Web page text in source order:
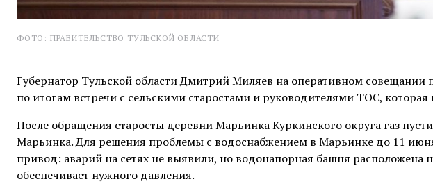
ФОТО: ПРАВИТЕЛЬСТВО ТУЛЬСКОЙ ОБЛАСТИ
Губернатор Тульской области Дмитрий Миляев на оперативном
по итогам встречи с сельскими старостами и руководителями ТОС,
После обращения старосты деревни Марьинка Куркинского округа газ
Марьинка. Для решения проблемы с водоснабжением в Марьинке до 11
привод: аварий на сетях не выявили, но водонапорная башня
обеспечивает нужного давления.